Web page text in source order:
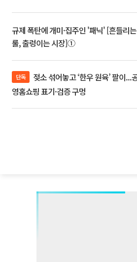
규제 폭탄에 개미·집주인 '패닉' [흔들리는
룰, 출렁이는 시장]①
단독
영홈쇼핑 표기·검증 구멍